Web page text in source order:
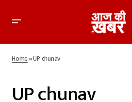
Home»UP chunav
UP chunav